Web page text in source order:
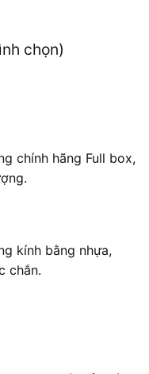
chọn)
chính hãng Full box,
kính bằng nhựa,
chắn.